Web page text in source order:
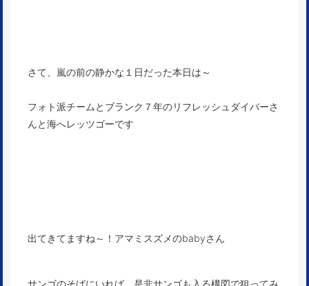
さて、嵐の前の静かな１日だった本日は～
フォト派チームとブランク７年のリフレッシュダイバーさ
んと海へレッツゴーです
出てきてますね～！アマミスズメのbabyさん